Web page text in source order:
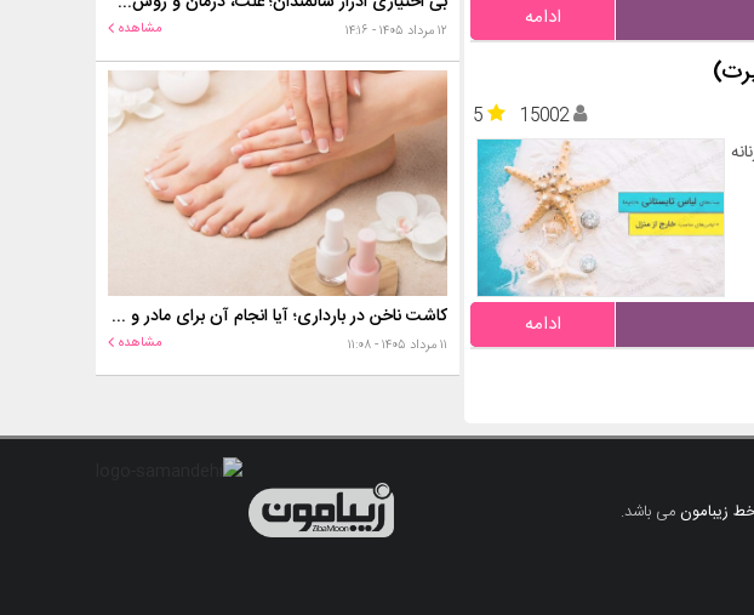
ادامه
5
15002
ادامه
۱۲ مرداد ۱۴۰۵ - ۱۴:۱۶ مشاهده
کاشت ناخن در بارداری؛ آیا انجام آن برای مادر و جنین خطر دارد؟
۱۱ مرداد ۱۴۰۵ - ۱۱:۰۸ مشاهده
زیبامونمی باشد.